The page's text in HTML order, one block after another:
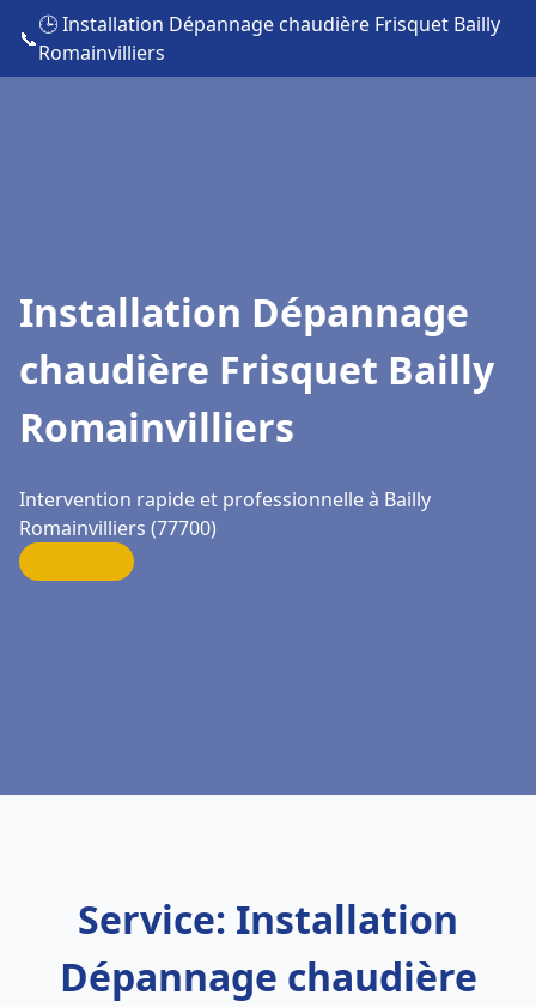
📞
🕒 Installation Dépannage chaudière Frisquet Bailly
Romainvilliers
Installation Dépannage
chaudière Frisquet Bailly
Romainvilliers
Intervention rapide et professionnelle à Bailly
Romainvilliers (77700)
Service: Installation
Dépannage chaudière